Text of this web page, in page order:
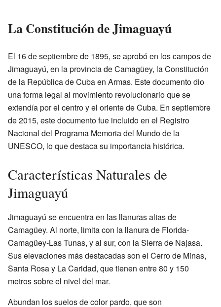
La Constitución de Jimaguayú
El 16 de septiembre de 1895, se aprobó en los campos de
Jimaguayú, en la provincia de Camagüey, la Constitución
de la República de Cuba en Armas. Este documento dio
una forma legal al movimiento revolucionario que se
extendía por el centro y el oriente de Cuba. En septiembre
de 2015, este documento fue incluido en el Registro
Nacional del Programa Memoria del Mundo de la
UNESCO, lo que destaca su importancia histórica.
Características Naturales de
Jimaguayú
Jimaguayú se encuentra en las llanuras altas de
Camagüey. Al norte, limita con la llanura de Florida-
Camagüey-Las Tunas, y al sur, con la Sierra de Najasa.
Sus elevaciones más destacadas son el Cerro de Minas,
Santa Rosa y La Caridad, que tienen entre 80 y 150
metros sobre el nivel del mar.
Abundan los suelos de color pardo, que son